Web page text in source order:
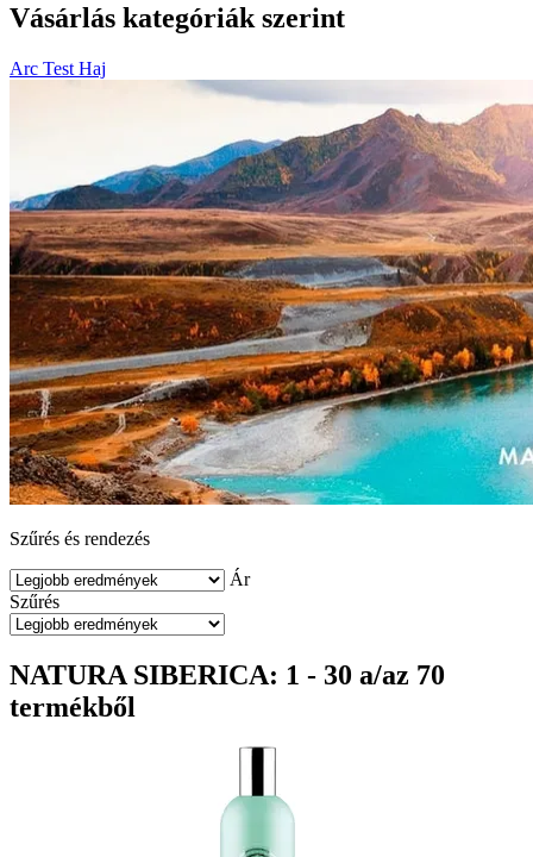
Vásárlás kategóriák szerint
Arc Test Haj
Szűrés és rendezés
Ár
Szűrés
NATURA SIBERICA: 1 - 30 a/az 70
termékből